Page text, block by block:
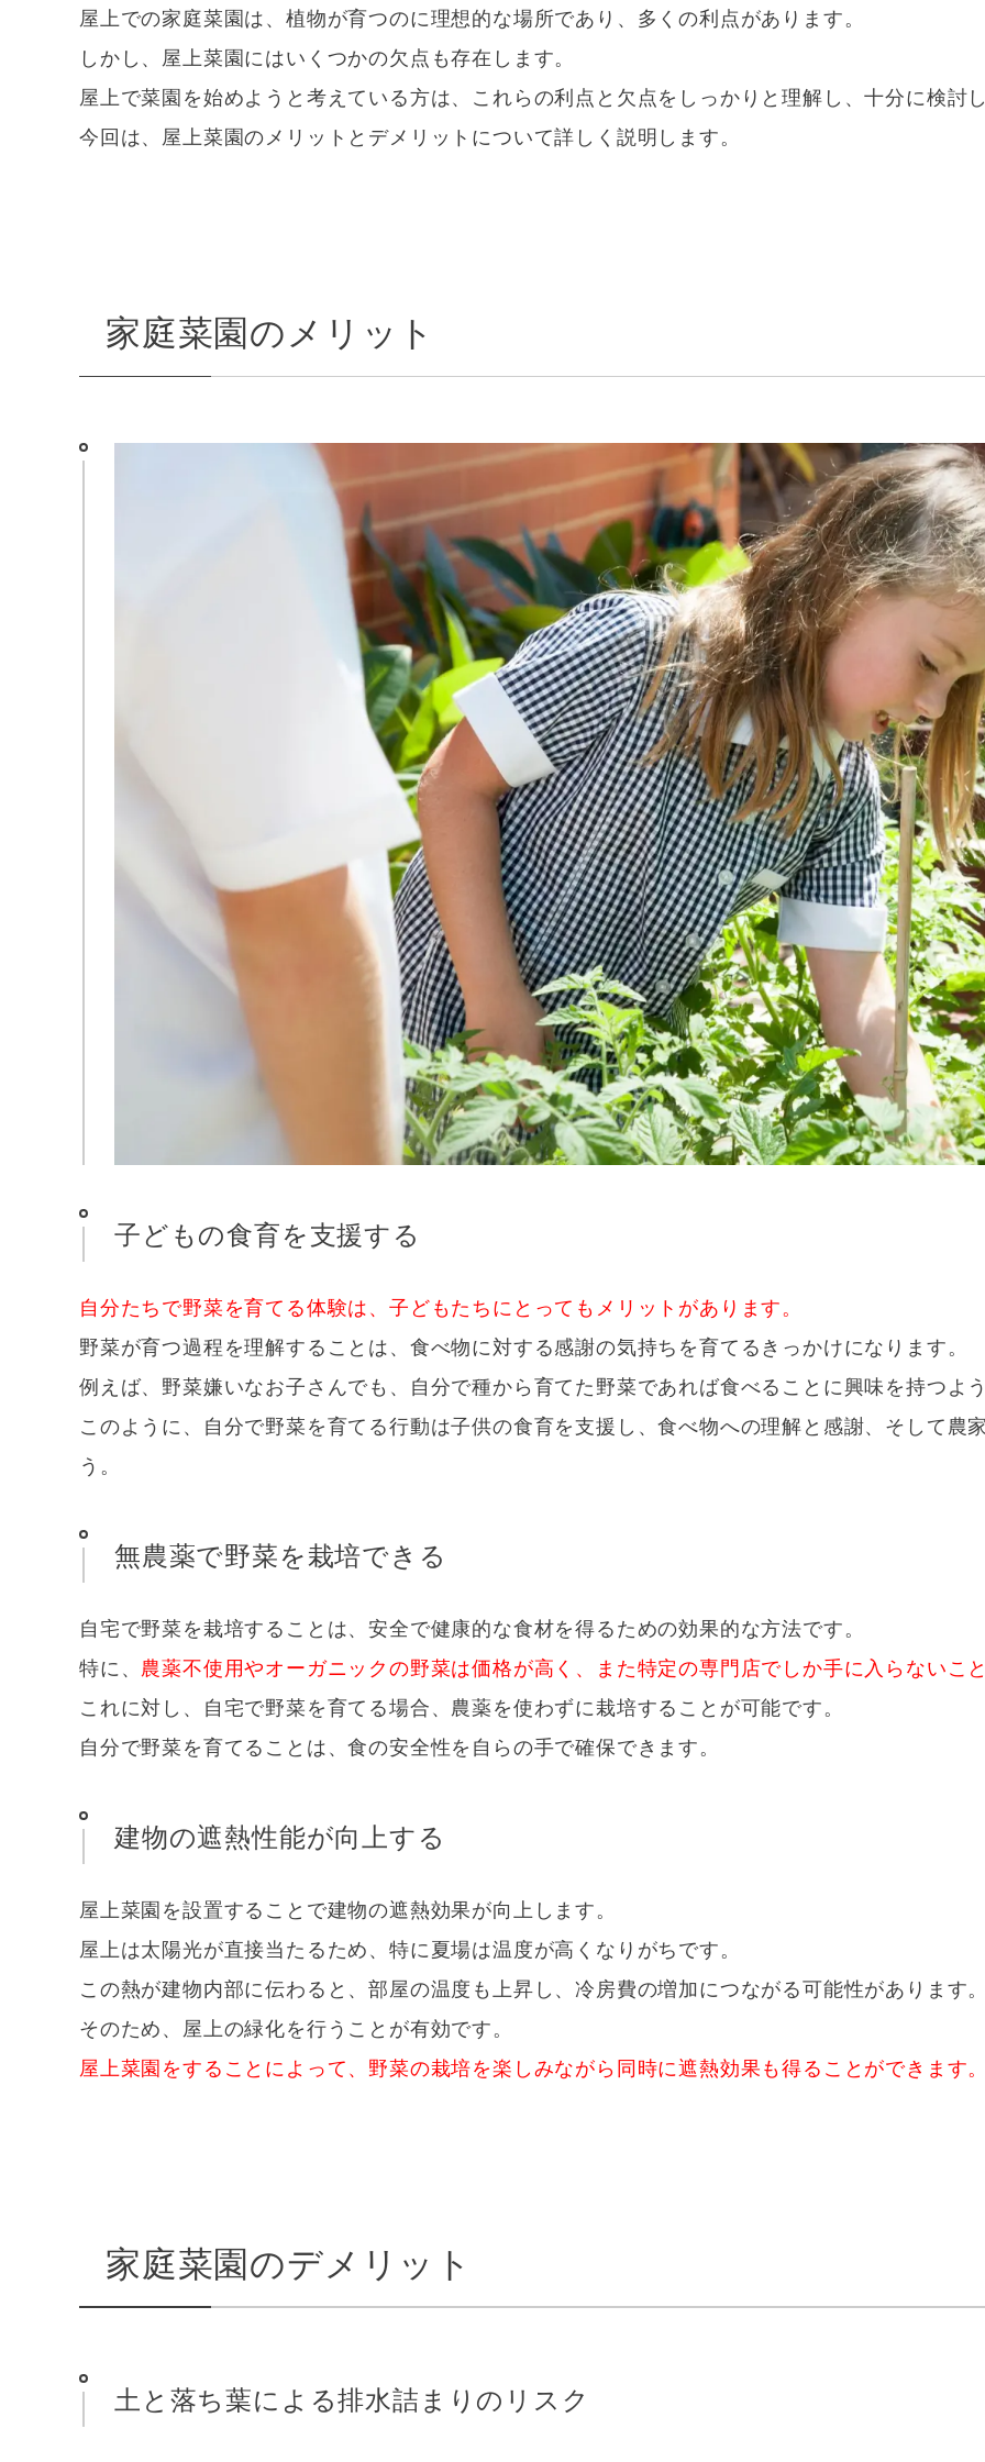
屋上での家庭菜園は、植物が育つのに理想的な場所であり、多くの利点があります。
しかし、屋上菜園にはいくつかの欠点も存在します。
屋上で菜園を始めようと考えている方は、これらの利点と欠点をしっかりと理解し、十分に検討
今回は、屋上菜園のメリットとデメリットについて詳しく説明します。
家庭菜園のメリット
子どもの食育を支援する
自分たちで野菜を育てる体験は、子どもたちにとってもメリットがあります。
野菜が育つ過程を理解することは、食べ物に対する感謝の気持ちを育てるきっかけになります。
例えば、野菜嫌いなお子さんでも、自分で種から育てた野菜であれば食べることに興味を持つよ
このように、自分で野菜を育てる行動は子供の食育を支援し、食べ物への理解と感謝、そして農
う。
無農薬で野菜を栽培できる
自宅で野菜を栽培することは、安全で健康的な食材を得るための効果的な方法です。
特に、 農薬不使用やオーガニックの野菜は価格が高く、また特定の専門店でしか手に入らないこ
これに対し、自宅で野菜を育てる場合、農薬を使わずに栽培することが可能です。
自分で野菜を育てることは、食の安全性を自らの手で確保できます。
建物の遮熱性能が向上する
屋上菜園を設置することで建物の遮熱効果が向上します。
屋上は太陽光が直接当たるため、特に夏場は温度が高くなりがちです。
この熱が建物内部に伝わると、部屋の温度も上昇し、冷房費の増加につながる可能性があります。
そのため、屋上の緑化を行うことが有効です。
屋上菜園をすることによって、野菜の栽培を楽しみながら同時に遮熱効果も得ることができます。
家庭菜園のデメリット
土と落ち葉による排水詰まりのリスク